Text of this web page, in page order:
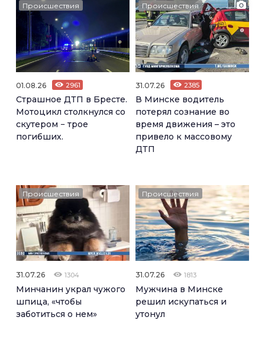
Происшествия
01.08.26 2961
Страшное ДТП в Бресте.
Мотоцикл столкнулся со
скутером − трое
погибших.
Происшествия
31.07.26 2385
В Минске водитель
потерял сознание во
время движения – это
привело к массовому
ДТП
Происшествия
31.07.26 1304
Минчанин украл чужого
шпица, «чтобы
заботиться о нем»
Происшествия
31.07.26 1813
Мужчина в Минске
решил искупаться и
утонул